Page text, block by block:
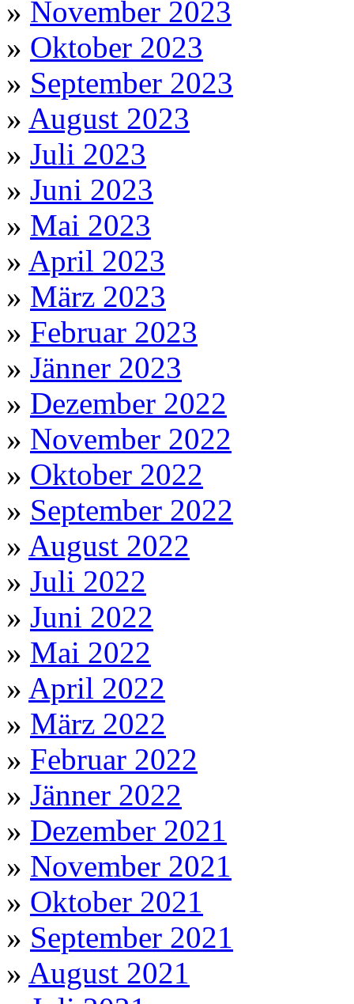
» November 2023
» Oktober 2023
» September 2023
» August 2023
» Juli 2023
» Juni 2023
» Mai 2023
» April 2023
» März 2023
» Februar 2023
» Jänner 2023
» Dezember 2022
» November 2022
» Oktober 2022
» September 2022
» August 2022
» Juli 2022
» Juni 2022
» Mai 2022
» April 2022
» März 2022
» Februar 2022
» Jänner 2022
» Dezember 2021
» November 2021
» Oktober 2021
» September 2021
» August 2021